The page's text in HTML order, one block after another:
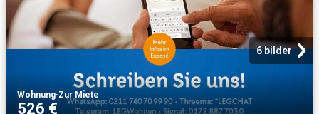
6 bilder
Wohnung·Zur Miete
526 €